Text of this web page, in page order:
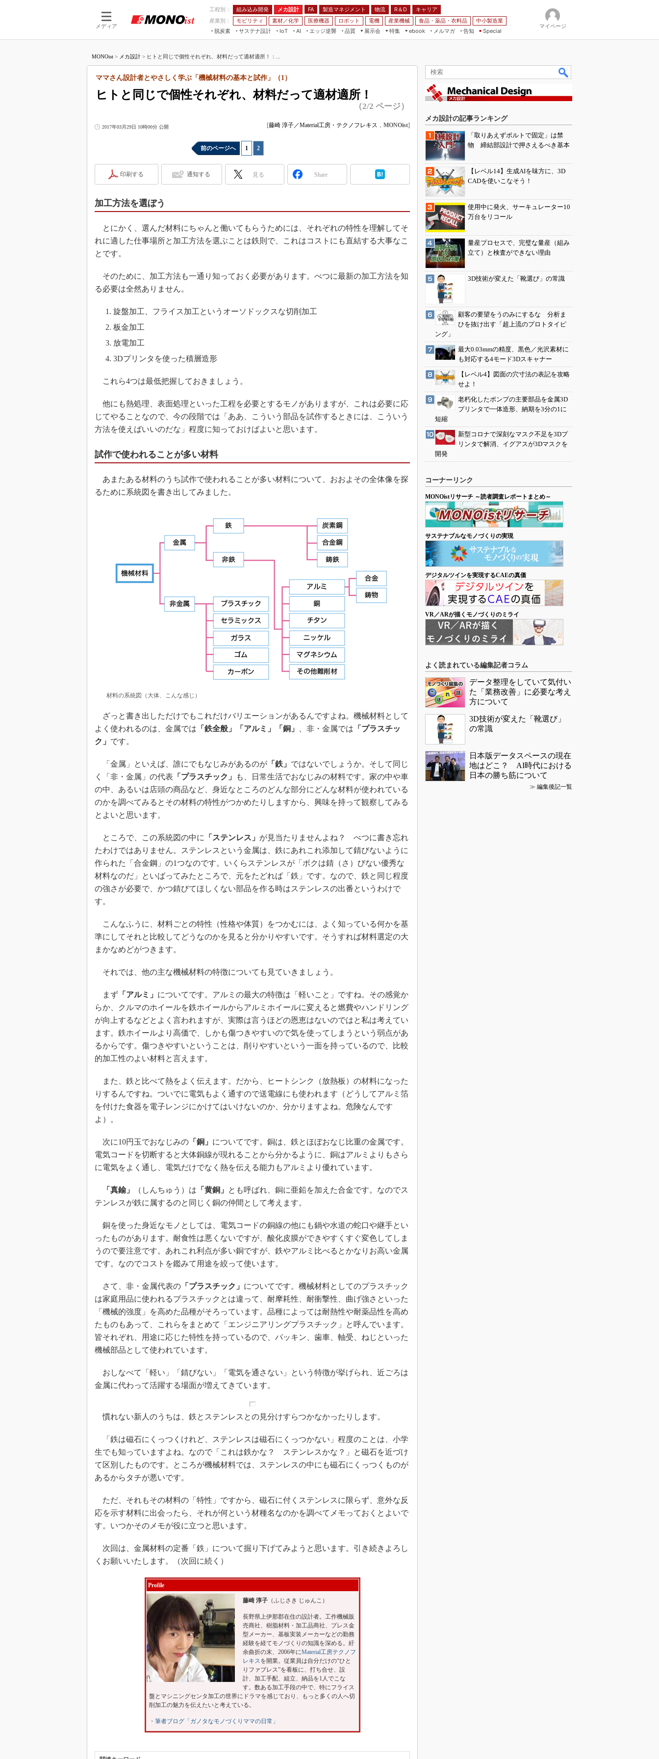
メディア
工程別： 組み込み開発 メカ設計 FA 製造マネジメント 物流 R＆D
キャリア
産業別：
モビリティ 素材／化学 医療機器 ロボット 電機 産業機械 食品・薬品・衣料品
中小製造業
脱炭素
サステナ設計
IoT
つながる工場
つながるサービス
AI
AI×設備保全
Physical AI
エッジ逆襲 品質
展示会
JIMTOF
展＆IoT/5Gソリューション展
IIFES
ジャパンモビリティショー
スマート工場EXPO
EdgeTech+
産業オープンネット展
特集
フィールドサービス
Windows Embedded
車載ソフト開発
デジタルツインとCAE
メイドインジャパン
新型コロナへの対応
ebook
FA
モビリティ
メルマガ
告知 Special
マイページ
MONOist > メカ設計 > ヒトと同じで個性それぞれ、材料だって適材適所！：...
ヒトと同じで個性それぞれ、材料だって適材適所！
ママさん設計者とやさしく学ぶ「機械材料の基本と試作」（1）
（2/2 ページ）
2017年03月29日 10時00分 公開 [藤崎 淳子／Material工房・テクノフレキス ， MONOist]
前のページへ 1 2
印刷する 通知する 見る Share
加工方法を選ぼう
とにかく、選んだ材料にちゃんと働いてもらうためには、それぞれの特性を理解してそ
れに適した仕事場所と加工方法を選ぶことは鉄則で、これはコストにも直結する大事なこ
とです。
そのために、加工方法も一通り知っておく必要があります。べつに最新の加工方法を知
る必要は全然ありません。
旋盤加工、フライス加工というオーソドックスな切削加工
板金加工
放電加工
3Dプリンタを使った積層造形
これら4つは最低把握しておきましょう。
他にも熱処理、表面処理といった工程を必要とするモノがありますが、これは必要に応
じてやることなので、今の段階では「ああ、こういう部品を試作するときには、こういう
方法を使えばいいのだな」程度に知っておけばよいと思います。
試作で使われることが多い材料
あまたある材料のうち試作で使われることが多い材料について、おおよその全体像を探
るために系統図を書き出してみました。
材料の系統図（大体、こんな感じ）
ざっと書き出しただけでもこれだけバリエーションがあるんですよね。機械材料として
よく使われるのは、金属では 「鉄全般」「アルミ」「銅」 、非・金属では 「プラスチッ
ク」 です。
「金属」といえば、誰にでもなじみがあるのが 「鉄」 ではないでしょうか。そして同じ
く「非・金属」の代表 「プラスチック」
も、日常生活でおなじみの材料です。家の中や車
の中、あるいは店頭の商品など、身近なところのどんな部分にどんな材料が使われている
のかを調べてみるとその材料の特性がつかめたりしますから、興味を持って観察してみる
とよいと思います。
ところで、この系統図の中に 「ステンレス」 が見当たりませんよね？ べつに書き忘れ
たわけではありません。ステンレスという金属は、鉄にあれこれ添加して錆びないように
作られた「合金鋼」の1つなのです。いくらステンレスが「ボクは錆（さ）びない優秀な
材料なのだ」といばってみたところで、元をたどれば「鉄」です。なので、鉄と同じ程度
の強さが必要で、かつ錆びてほしくない部品を作る時はステンレスの出番というわけで
す。
こんなふうに、材料ごとの特性（性格や体質）をつかむには、よく知っている何かを基
準にしてそれと比較してどうなのかを見ると分かりやすいです。そうすれば材料選定の大
まかなめどがつきます。
それでは、他の主な機械材料の特徴についても見ていきましょう。
まず 「アルミ」 についてです。アルミの最大の特徴は「軽いこと」ですね。その感覚か
らか、クルマのホイールを鉄ホイールからアルミホイールに変えると燃費やハンドリング
が向上するなどとよく言われますが、実際は言うほどの恩恵はないのではと私は考えてい
ます。鉄ホイールより高価で、しかも傷つきやすいので気を使ってしまうという弱点があ
るからです。傷つきやすいということは、削りやすいという一面を持っているので、比較
的加工性のよい材料と言えます。
また、鉄と比べて熱をよく伝えます。だから、ヒートシンク（放熱板）の材料になった
りするんですね。ついでに電気もよく通すので送電線にも使われます（どうしてアルミ箔
を付けた食器を電子レンジにかけてはいけないのか、分かりますよね。危険なんです
よ）。
次に10円玉でおなじみの 「銅」 についてです。銅は、鉄とほぼおなじ比重の金属です。
電気コードを切断すると大体銅線が現れることから分かるように、銅はアルミよりもさら
に電気をよく通し、電気だけでなく熱を伝える能力もアルミより優れています。
「真鍮」 （しんちゅう）は 「黄銅」
とも呼ばれ、銅に亜鉛を加えた合金です。なのでス
テンレスが鉄に属するのと同じく銅の仲間として考えます。
銅を使った身近なモノとしては、電気コードの銅線の他にも鍋や水道の蛇口や継手とい
ったものがあります。耐食性は悪くないですが、酸化皮膜ができやすくすぐ変色してしま
うので要注意です。あれこれ利点が多い銅ですが、鉄やアルミ比べるとかなりお高い金属
です。なのでコストを鑑みて用途を絞って使います。
さて、非・金属代表の 「プラスチック」 についてです。機械材料としてのプラスチック
は家庭用品に使われるプラスチックとは違って、耐摩耗性、耐衝撃性、曲げ強さといった
「機械的強度」を高めた品種がそろっています。品種によっては耐熱性や耐薬品性を高め
たものもあって、これらをまとめて「エンジニアリングプラスチック」と呼んでいます。
皆それぞれ、用途に応じた特性を持っているので、パッキン、歯車、軸受、ねじといった
機械部品として使われています。
おしなべて「軽い」「錆びない」「電気を通さない」という特徴が挙げられ、近ごろは
金属に代わって活躍する場面が増えてきています。
慣れない新人のうちは、鉄とステンレスとの見分けすらつかなかったりします。
「鉄は磁石にくっつくけれど、ステンレスは磁石にくっつかない」程度のことは、小学
生でも知っていますよね。なので「これは鉄かな？ ステンレスかな？」と磁石を近づけ
て区別したものです。ところが機械材料では、ステンレスの中にも磁石にくっつくものが
あるからタチが悪いです。
ただ、それもその材料の「特性」ですから、磁石に付くステンレスに限らず、意外な反
応を示す材料に出会ったら、それが何という材種名なのかを調べてメモっておくとよいで
す。いつかそのメモが役に立つと思います。
次回は、金属材料の定番「鉄」について掘り下げてみようと思います。引き続きよろし
くお願いいたします。（次回に続く）
Profile
藤崎 淳子（ふじさき じゅんこ）
長野県上伊那郡在住の設計者。工作機械販
売商社、樹脂材料・加工品商社、プレス金
型メーカー、基板実装メーカーなどの勤務
経験を経てモノづくりの知識を深める。紆
余曲折の末、2006年にMaterial工房テクノフ
レキスを開業。従業員は自分だけの“ひと
りファブレス”を看板に、打ち合せ、設
計、加工手配、組立、納品を1人でこな
す。数ある加工手段の中で、特にフライス
盤とマシニングセンタ加工の世界にドラマを感じており、もっと多くの人へ切
削加工の魅力を伝えたいと考えている。
・筆者ブログ「ガノタなモノづくりママの日常」
メカ設計の記事ランキング
「取りあえずボルトで固定」は禁
物 締結部設計で押さえるべき基本
【レベル14】生成AIを味方に、3D
CADを使いこなそう！
使用中に発火、サーキュレーター10
万台をリコール
量産プロセスで、完璧な量産（組み
立て）と検査ができない理由
3D技術が変えた「靴選び」の常識
顧客の要望をうのみにするな 分析ま
ひを抜け出す「超上流のプロトタイピ
ング」
最大0.03mmの精度、黒色／光沢素材に
も対応する4モード3Dスキャナー
【レベル4】図面の穴寸法の表記を攻略
せよ！
老朽化したポンプの主要部品を金属3D
プリンタで一体造形、納期を3分の1に
短縮
新型コロナで深刻なマスク不足を3Dプ
リンタで解消、イグアスが3Dマスクを
開発
コーナーリンク
MONOistリサーチ ～読者調査レポートまとめ～
サステナブルなモノづくりの実現
デジタルツインを実現するCAEの真価
VR／ARが描くモノづくりのミライ
よく読まれている編集記者コラム
データ整理をしていて気付い
た「業務改善」に必要な考え
方について
3D技術が変えた「靴選び」
の常識
日本版データスペースの現在
地はどこ？ AI時代における
日本の勝ち筋について
≫ 編集後記一覧